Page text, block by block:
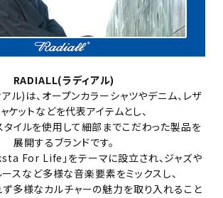
RADIALL(ラディアル)
ル)は、オープンカラーシャツやデニム、レザ
ケットなどを代表アイテムとし、
タイルを使用して細部までこだわった製品を
展開するブランドです。
For Life」をテーマに設立され、ジャズや
ースなど多様な音楽要素をミックスし、
ず多様なカルチャーの魅力を取り入れること